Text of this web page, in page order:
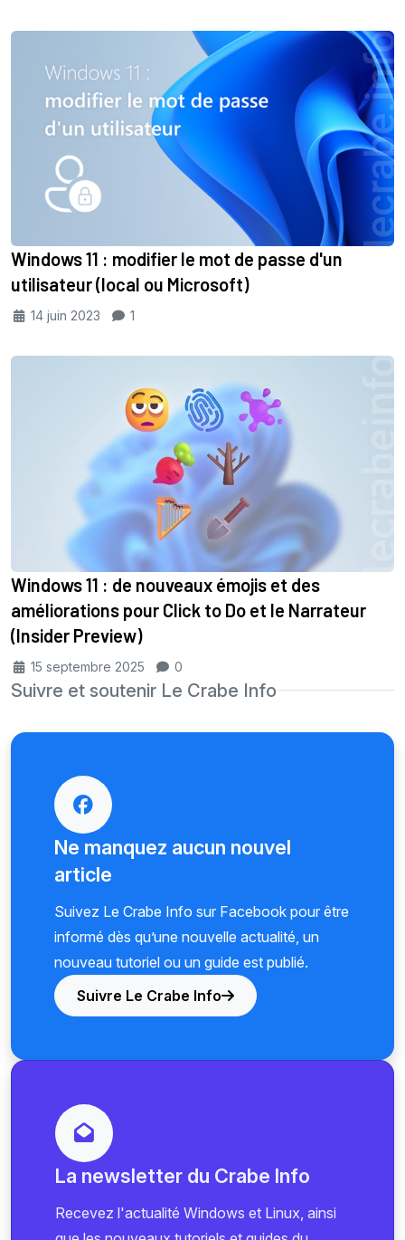
Windows 11 : modifier le mot de passe d'un
utilisateur (local ou Microsoft)
14 juin 2023 1
Windows 11 : de nouveaux émojis et des
améliorations pour Click to Do et le Narrateur
(Insider Preview)
15 septembre 2025 0
Suivre et soutenir Le Crabe Info
Ne manquez aucun nouvel
article
Suivez Le Crabe Info sur Facebook pour être
informé dès qu’une nouvelle actualité, un
nouveau tutoriel ou un guide est publié.
Suivre Le Crabe Info
La newsletter du Crabe Info
Recevez l'actualité Windows et Linux, ainsi